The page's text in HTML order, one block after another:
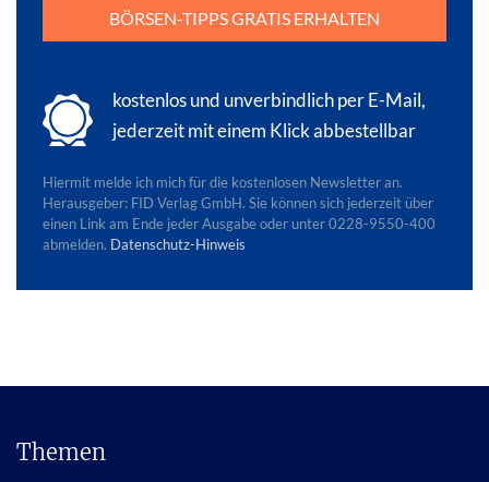
BÖRSEN-TIPPS GRATIS ERHALTEN
kostenlos und unverbindlich per E-Mail,
jederzeit mit einem Klick abbestellbar
Hiermit melde ich mich für die kostenlosen Newsletteran.
Herausgeber: FID Verlag GmbH. Sie können sich jederzeit über
einen Link am Ende jeder Ausgabe oder unter 0228-9550-400
abmelden. Datenschutz-Hinweis
Themen